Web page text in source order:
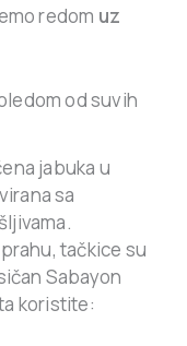
redom uz
od suvih
jabuka u
sa
tačkice su
Sabayon
koristite: